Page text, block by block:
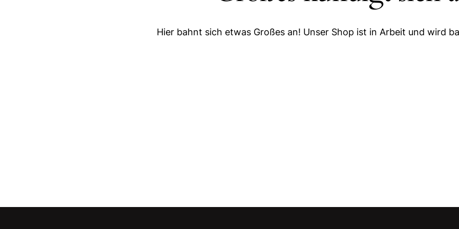
Hier bahnt sich etwas Großes an! Unser Shop ist in Arbeit und wird